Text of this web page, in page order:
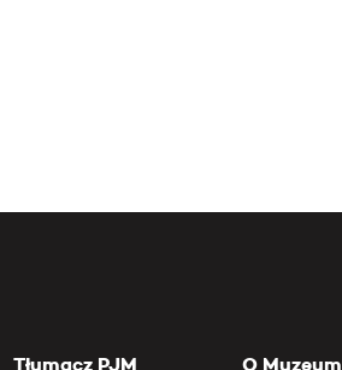
Tłumacz PJM O Muzeum